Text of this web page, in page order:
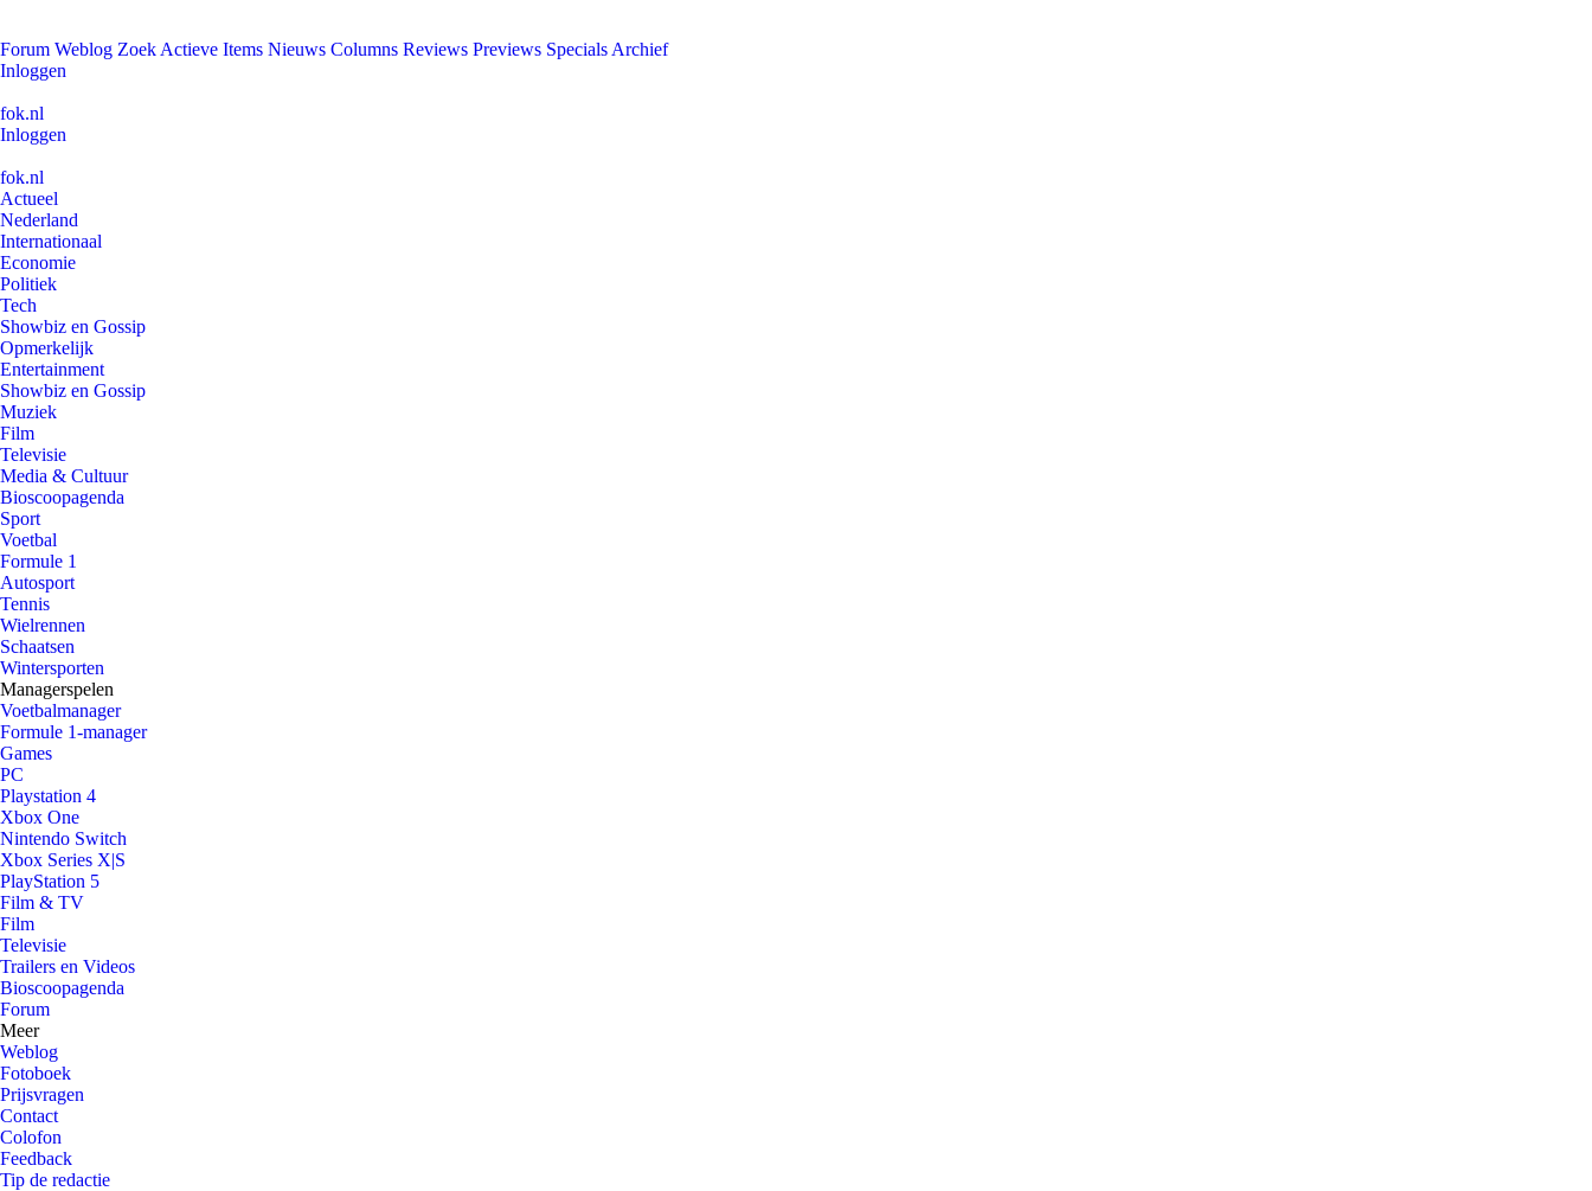
Forum Weblog Zoek Actieve Items Nieuws Columns Reviews Previews Specials Archief
Inloggen
fok.nl
Inloggen
fok.nl
Actueel
Nederland
Internationaal
Economie
Politiek
Tech
Showbiz en Gossip
Opmerkelijk
Entertainment
Showbiz en Gossip
Muziek
Film
Televisie
Media & Cultuur
Bioscoopagenda
Sport
Voetbal
Formule 1
Autosport
Tennis
Wielrennen
Schaatsen
Wintersporten
Managerspelen
Voetbalmanager
Formule 1-manager
Games
PC
Playstation 4
Xbox One
Nintendo Switch
Xbox Series X|S
PlayStation 5
Film & TV
Film
Televisie
Trailers en Videos
Bioscoopagenda
Forum
Meer
Weblog
Fotoboek
Prijsvragen
Contact
Colofon
Feedback
Tip de redactie